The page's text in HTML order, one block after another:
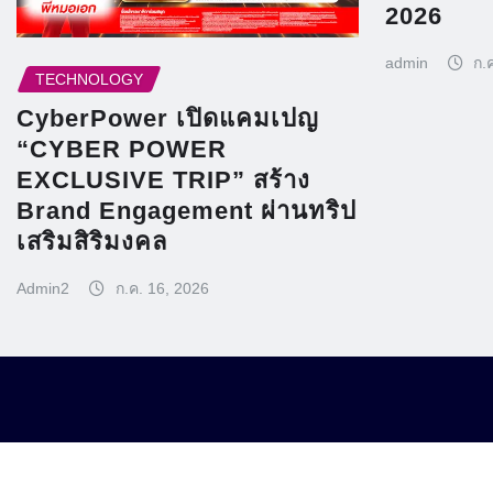
TECHNOLOGY
CyberPower เปิดแคมเปญ
“CYBER POWER
EXCLUSIVE TRIP” สร้าง
Brand Engagement ผ่านทริป
เสริมสิริมงคล
Admin2 ก.ค. 16, 2026
2026
admin ก.